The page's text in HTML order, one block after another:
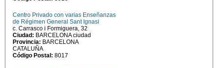
Centro Privado con varias Enseñanzas
de Régimen General Sant Ignasi
c. Carrasco i Formiguera, 32
Ciudad: BARCELONA ciudad
Provincia: BARCELONA
CATALUÑA
Código Postal: 8017